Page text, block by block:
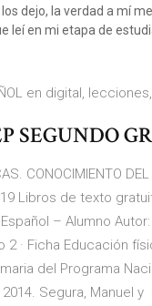
dejo, la verdad a mí
leí en mi etapa de
en digital,
SEGUNDO
CONOCIMIENTO
Libros de texto
– Alumno
· Ficha Educación
del Programa
Segura, Manuel